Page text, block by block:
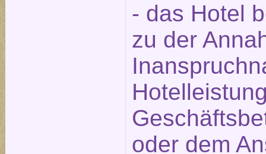
- das Hotel
zu der
oder dem